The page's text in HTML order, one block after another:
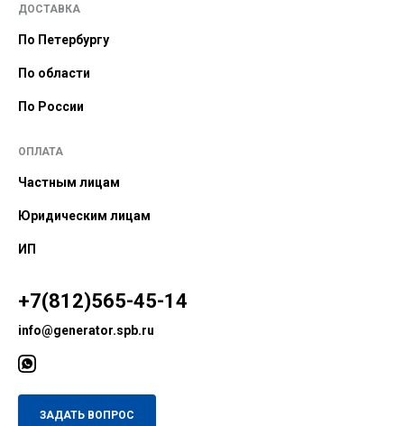
ДОСТАВКА
По Петербургу
По области
По России
ОПЛАТА
Частным лицам
Юридическим лицам
ИП
+7(812)565-45-14
info@generator.spb.ru
ЗАДАТЬ ВОПРОС